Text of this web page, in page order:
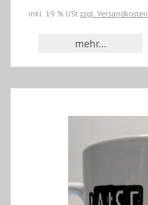
inkl. 19 % USt zzgl. Versandkosten
mehr...